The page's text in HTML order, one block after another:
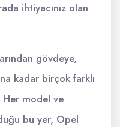
ihtiyacınız olan
gövdeye,
kadar birçok farklı
Her model ve
bu yer, Opel